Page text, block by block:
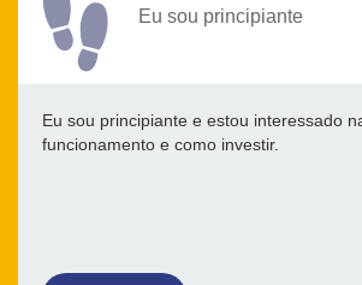
Eu sou principiante
Eu sou principiante e estou interessado
funcionamento e como investir.